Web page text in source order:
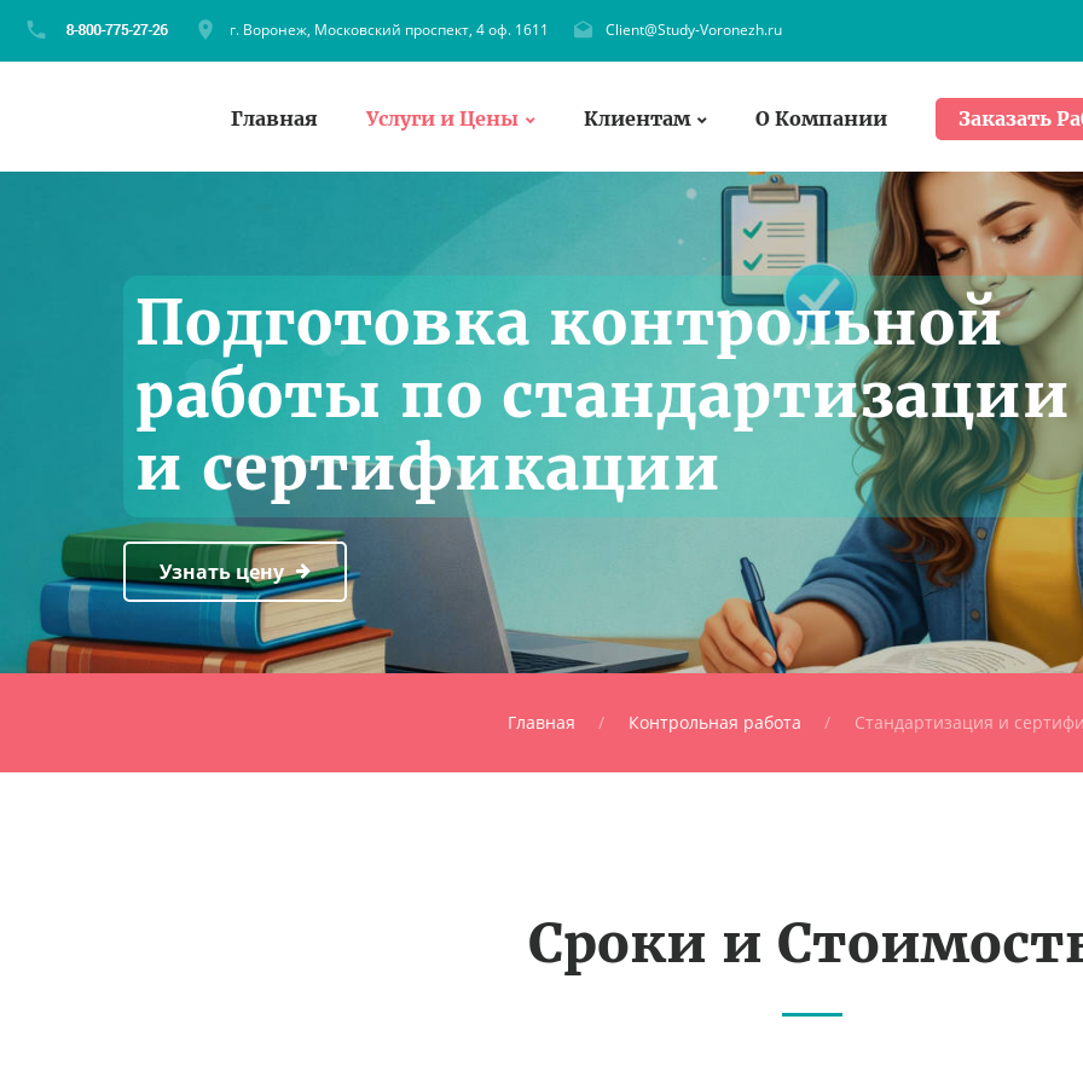
г. Воронеж, Московский проспект, 4 оф. 1611 Client@Study-Voronezh.ru
Главная Услуги и Цены Клиентам О Компании Заказать
Подготовка контрольной
работы по стандартизации
и сертификации
Узнать цену
Главная Контрольная работа Стандартизация и
Сроки и